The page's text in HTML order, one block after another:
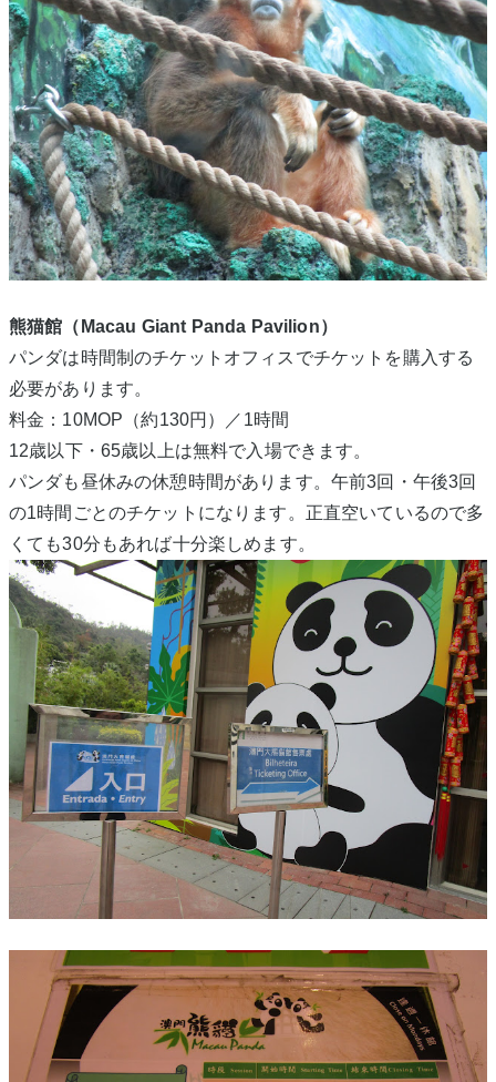
熊猫館（Macau Giant Panda Pavilion）
パンダは時間制のチケットオフィスでチケットを購入する
必要があります。
料金：10MOP（約130円）／1時間
12歳以下・65歳以上は無料で入場できます。
パンダも昼休みの休憩時間があります。午前3回・午後3回
の1時間ごとのチケットになります。正直空いているので多
くても30分もあれば十分楽しめます。